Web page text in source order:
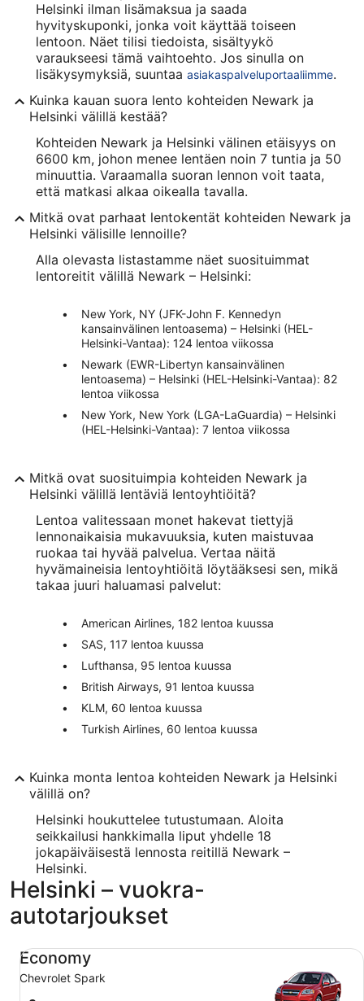
Helsinki ilman lisämaksua ja saada
hyvityskuponki, jonka voit käyttää toiseen
lentoon. Näet tilisi tiedoista, sisältyykö
varaukseesi tämä vaihtoehto. Jos sinulla on
lisäkysymyksiä, suuntaa asiakaspalveluportaaliimme.
Kuinka kauan suora lento kohteiden Newark ja
Helsinki välillä kestää?
Kohteiden Newark ja Helsinki välinen etäisyys on
6600 km, johon menee lentäen noin 7 tuntia ja 50
minuuttia. Varaamalla suoran lennon voit taata,
että matkasi alkaa oikealla tavalla.
Mitkä ovat parhaat lentokentät kohteiden Newark ja
Helsinki välisille lennoille?
Alla olevasta listastamme näet suosituimmat
lentoreitit välillä Newark – Helsinki:
New York, NY (JFK-John F. Kennedyn
kansainvälinen lentoasema) – Helsinki (HEL-
Helsinki-Vantaa): 124 lentoa viikossa
Newark (EWR-Libertyn kansainvälinen
lentoasema) – Helsinki (HEL-Helsinki-Vantaa): 82
lentoa viikossa
New York, New York (LGA-LaGuardia) – Helsinki
(HEL-Helsinki-Vantaa): 7 lentoa viikossa
Mitkä ovat suosituimpia kohteiden Newark ja
Helsinki välillä lentäviä lentoyhtiöitä?
Lentoa valitessaan monet hakevat tiettyjä
lennonaikaisia mukavuuksia, kuten maistuvaa
ruokaa tai hyvää palvelua. Vertaa näitä
hyvämaineisia lentoyhtiöitä löytääksesi sen, mikä
takaa juuri haluamasi palvelut:
American Airlines, 182 lentoa kuussa
SAS, 117 lentoa kuussa
Lufthansa, 95 lentoa kuussa
British Airways, 91 lentoa kuussa
KLM, 60 lentoa kuussa
Turkish Airlines, 60 lentoa kuussa
Kuinka monta lentoa kohteiden Newark ja Helsinki
välillä on?
Helsinki houkuttelee tutustumaan. Aloita
seikkailusi hankkimalla liput yhdelle 18
jokapäiväisestä lennosta reitillä Newark –
Helsinki.
Helsinki – vuokra-
autotarjoukset
Economy
Chevrolet Spark
Economy Chevrolet Spark